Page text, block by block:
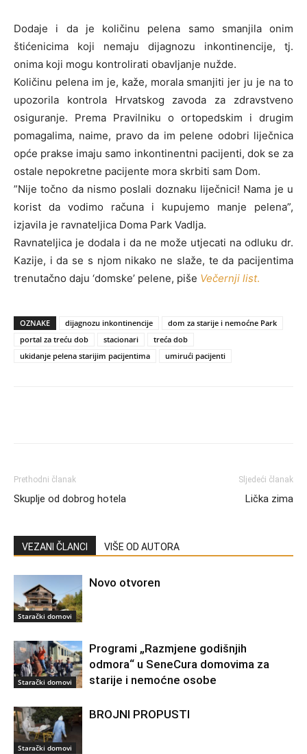
Dodaje i da je količinu pelena samo smanjila onim
štićenicima koji nemaju dijagnozu inkontinencije, tj.
onima koji mogu kontrolirati obavljanje nužde.
Količinu pelena im je, kaže, morala smanjiti jer ju je na to
upozorila kontrola Hrvatskog zavoda za zdravstveno
osiguranje. Prema Pravilniku o ortopedskim i drugim
pomagalima, naime, pravo da im pelene odobri liječnica
opće prakse imaju samo inkontinentni pacijenti, dok se za
ostale nepokretne pacijente mora skrbiti sam Dom.
”Nije točno da nismo poslali doznaku liječnici! Nama je u
korist da vodimo računa i kupujemo manje pelena”,
izjavila je ravnateljica Doma Park Vadlja.
Ravnateljica je dodala i da ne može utjecati na odluku dr.
Kazije, i da se s njom nikako ne slaže, te da pacijentima
trenutačno daju ‘domske’ pelene, piše Večernji list.
OZNAKE dijagnozu inkontinencije
dom za starije i nemoćne Park
portal za treću dob
stacionari
treća dob
ukidanje pelena starijim pacijentima
umirući pacijenti
Prethodni članak
Skuplje od dobrog hotela
Sljedeći članak
Lička zima
VEZANI ČLANCI VIŠE OD AUTORA
Starački domovi
Novo otvoren
Starački domovi
Programi „Razmjene godišnjih
odmora“ u SeneCura domovima za
starije i nemoćne osobe
Starački domovi
BROJNI PROPUSTI